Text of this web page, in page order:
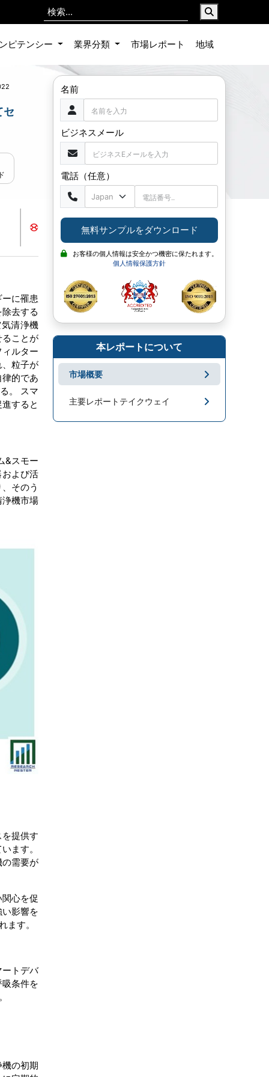
ピテンシー 業界分類 市場レポート 地域
セ
に罹患
去する
清浄機
ことが
ルター
粒子が
的であ
。 スマ
すると
&スモー
よび活
そのう
機市場
提供す
ます。
需要が
心を促
影響を
ます。
トデバ
条件を
の初期
名前
ビジネスメール
電話（任意）
無料サンプルをダウンロード
お客様の個人情報は安全かつ機密に保たれます。
個人情報保護方針
本レポートについて
市場概要
主要レポートテイクウェイ